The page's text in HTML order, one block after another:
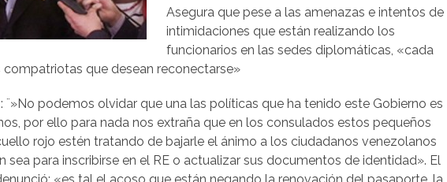
Asegura que pese a las amenazas e intentos de
intimidaciones que están realizando los
funcionarios en las sedes diplomáticas, «cada
compatriotas que desean reconectarse»
¨»No podemos olvidar que una las políticas que ha tenido este Gobierno es
por ello para nada nos extraña que en los consulados estos pequeños
rojo estén tratando de bajarle el ánimo a los ciudadanos venezolanos
sea para inscribirse en el RE o actualizar sus documentos de identidad». El